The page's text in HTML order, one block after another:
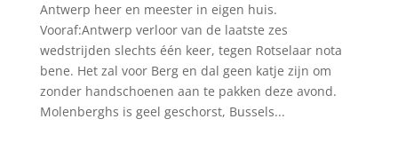
Antwerp heer en meester in eigen huis.
Vooraf:Antwerp verloor van de laatste zes
wedstrijden slechts één keer, tegen Rotselaar nota
bene. Het zal voor Berg en dal geen katje zijn om
zonder handschoenen aan te pakken deze avond.
Molenberghs is geel geschorst, Bussels...